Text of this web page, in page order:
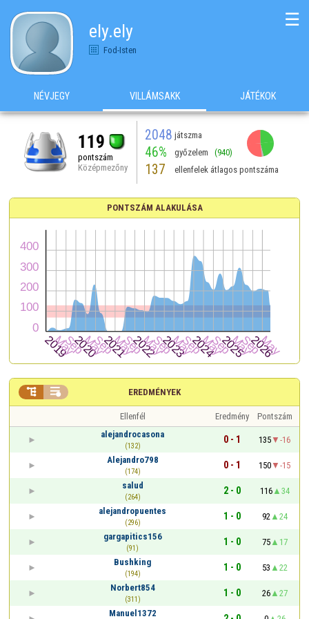
ely.ely
Fod-Isten
☰
NÉVJEGY VILLÁMSAKK JÁTÉKOK
119
pontszám
Középmezőny
2048 játszma
46% győzelem (940)
137 ellenfelek átlagos pontszáma
PONTSZÁM ALAKULÁSA
EREDMÉNYEK
 
Ellenfél Eredmény
Pontszám
alejandrocasona
(132)
0 - 1 135
-16
Alejandro798
(174)
0 - 1 150
-15
salud
(264)
2 - 0 116
34
alejandropuentes
(296)
1 - 0 92
24
gargapitics156
(91)
1 - 0 75
17
Bushking
(194)
1 - 0 53
22
Norbert854
(311)
1 - 0 26
27
Manuel1372